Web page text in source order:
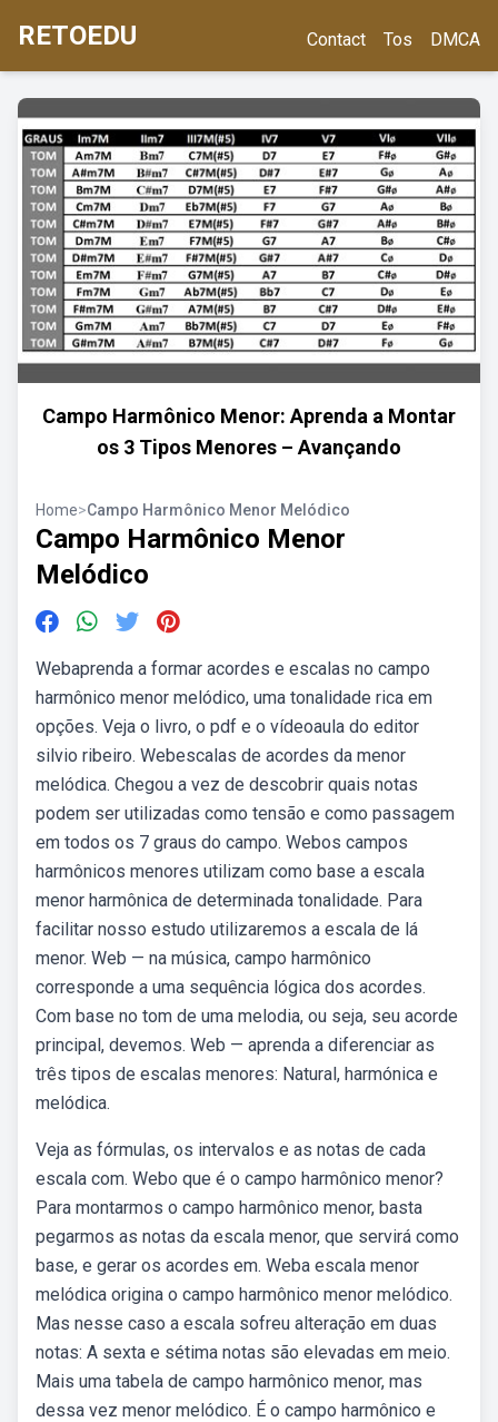
RETOEDU Contact Tos DMCA
Campo Harmônico Menor: Aprenda a Montar
os 3 Tipos Menores – Avançando
Home>Campo Harmônico Menor Melódico
Campo Harmônico Menor
Melódico
Webaprenda a formar acordes e escalas no campo
harmônico menor melódico, uma tonalidade rica em
opções. Veja o livro, o pdf e o vídeoaula do editor
silvio ribeiro. Webescalas de acordes da menor
melódica. Chegou a vez de descobrir quais notas
podem ser utilizadas como tensão e como passagem
em todos os 7 graus do campo. Webos campos
harmônicos menores utilizam como base a escala
menor harmônica de determinada tonalidade. Para
facilitar nosso estudo utilizaremos a escala de lá
menor. Web — na música, campo harmônico
corresponde a uma sequência lógica dos acordes.
Com base no tom de uma melodia, ou seja, seu acorde
principal, devemos. Web — aprenda a diferenciar as
três tipos de escalas menores: Natural, harmónica e
melódica.
Veja as fórmulas, os intervalos e as notas de cada
escala com. Webo que é o campo harmônico menor?
Para montarmos o campo harmônico menor, basta
pegarmos as notas da escala menor, que servirá como
base, e gerar os acordes em. Weba escala menor
melódica origina o campo harmônico menor melódico.
Mas nesse caso a escala sofreu alteração em duas
notas: A sexta e sétima notas são elevadas em meio.
Mais uma tabela de campo harmônico menor, mas
dessa vez menor melódico. É o campo harmônico e